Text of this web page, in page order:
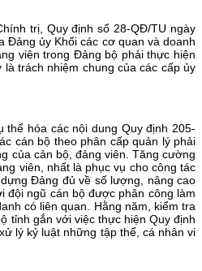
trị, Quy định số 28-QĐ/TU ngày
Đảng ủy Khối các cơ quan và doanh
viên trong Đảng bộ phải thực hiện
trách nhiệm chung của các cấp ủy
hóa các nội dung Quy định 205-
cán bộ theo phân cấp quản lý phải
của cản bộ, đảng viên. Tăng cường
viên, nhất là phục vụ cho công tác
Đảng đủ về số lượng, nâng cao
đội ngũ cán bộ được phân công làm
có liên quan. Hằng năm, kiểm tra
tỉnh gắn với việc thực hiện Quy định
lý kỷ luật những tập thể, cá nhân vi